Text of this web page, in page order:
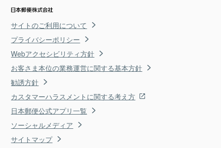
サイトのご利用について
プライバシーポリシー
Webアクセシビリティ方針
お客さま本位の業務運営に関する基本方針
勧誘方針
カスタマーハラスメントに関する考え方
日本郵便公式アプリ一覧
ソーシャルメディア
サイトマップ